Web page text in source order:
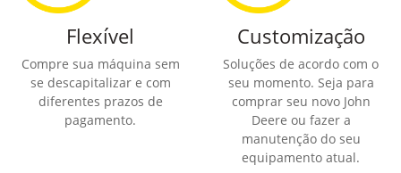
Flexível
Compre sua máquina sem
se descapitalizar e com
diferentes prazos de
pagamento.
Customização
Soluções de acordo com o
seu momento. Seja para
comprar seu novo John
Deere ou fazer a
manutenção do seu
equipamento atual.